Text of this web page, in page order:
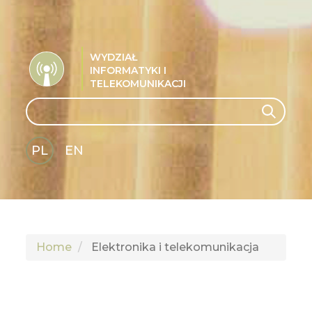
WYDZIAŁ
INFORMATYKI I
TELEKOMUNIKACJI
Search Search
PL
EN
Home Elektronika i telekomunikacja